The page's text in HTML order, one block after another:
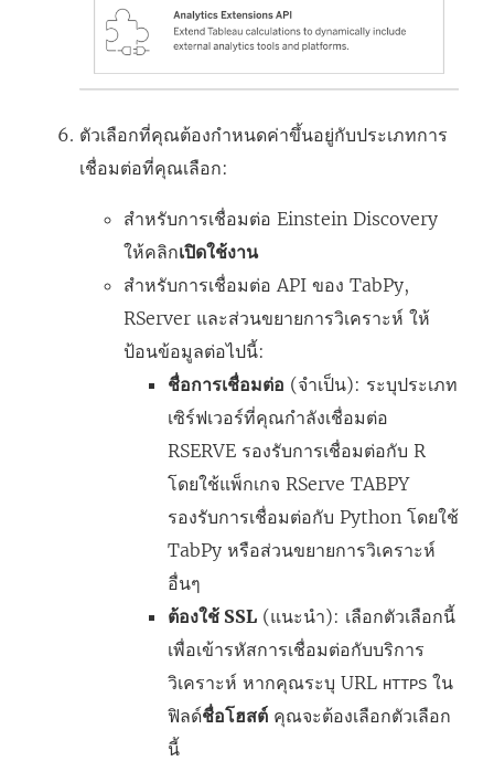
ตัวเลือกที่คุณต้องกำหนดค่าขึ้นอยู่กับประเภทการ
เชื่อมต่อที่คุณเลือก:
สำหรับการเชื่อมต่อ Einstein Discovery
ให้คลิกเปิดใช้งาน
สำหรับการเชื่อมต่อ API ของ TabPy,
RServer และส่วนขยายการวิเคราะห์ ให้
ป้อนข้อมูลต่อไปนี้:
ชื่อการเชื่อมต่อ (จำเป็น): ระบุประเภท
เซิร์ฟเวอร์ที่คุณกำลังเชื่อมต่อ
RSERVE รองรับการเชื่อมต่อกับ R
โดยใช้แพ็กเกจ RServe TABPY
รองรับการเชื่อมต่อกับ Python โดยใช้
TabPy หรือส่วนขยายการวิเคราะห์
อื่นๆ
ต้องใช้ SSL (แนะนำ): เลือกตัวเลือกนี้
เพื่อเข้ารหัสการเชื่อมต่อกับบริการ
วิเคราะห์ หากคุณระบุ URL HTTPS ใน
ฟิลด์ชื่อโฮสต์ คุณจะต้องเลือกตัวเลือก
นี้